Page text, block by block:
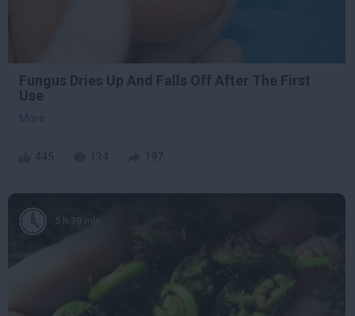
Fungus Dries Up And Falls Off After The First
Use
More
5 h 19 min